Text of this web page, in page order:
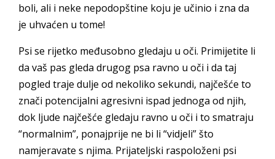
boli, ali i neke nepodopštine koju je učinio i zna da
je uhvaćen u tome!
Psi se rijetko međusobno gledaju u oči. Primijetite li
da vaš pas gleda drugog psa ravno u oči i da taj
pogled traje dulje od nekoliko sekundi, najčešće to
znači potencijalni agresivni ispad jednoga od njih,
dok ljude najčešće gledaju ravno u oči i to smatraju
“normalnim”, ponajprije ne bi li “vidjeli” što
namjeravate s njima. Prijateljski raspoloženi psi